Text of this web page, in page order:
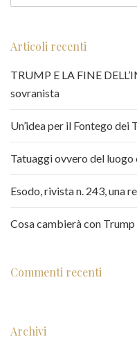
Articoli recenti
TRUMP E LA FINE
sovranista
Un’idea per il Fontego dei
Tatuaggi ovvero del luogo
Esodo, rivista n. 243, una
Cosa cambierà con
Commenti recenti
Archivi